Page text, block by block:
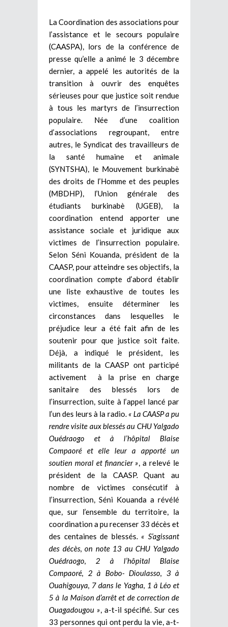
La Coordination des associations pour
l’assistance et le secours populaire
(CAASPA), lors de la conférence de
presse qu’elle a animé le 3 décembre
dernier, a appelé les autorités de la
transition à ouvrir des enquêtes
sérieuses pour que justice soit rendue
à tous les martyrs de l’insurrection
populaire. Née d’une coalition
d’associations regroupant, entre
autres, le Syndicat des travailleurs de
la santé humaine et animale
(SYNTSHA), le Mouvement burkinabè
des droits de l’Homme et des peuples
(MBDHP), l’Union générale des
étudiants burkinabè (UGEB), la
coordination entend apporter une
assistance sociale et juridique aux
victimes de l’insurrection populaire.
Selon Séni Kouanda, président de la
CAASP, pour atteindre ses objectifs, la
coordination compte d’abord établir
une liste exhaustive de toutes les
victimes, ensuite déterminer les
circonstances dans lesquelles le
préjudice leur a été fait afin de les
soutenir pour que justice soit faite.
Déjà, a indiqué le président, les
militants de la CAASP ont participé
activement à la prise en charge
sanitaire des blessés lors de
l’insurrection, suite à l’appel lancé par
l’un des leurs à la radio. « La CAASP a pu
rendre visite aux blessés au CHU Yalgado
Ouédraogo et à l’hôpital Blaise
Compaoré et elle leur a apporté un
soutien moral et financier » , a relevé le
président de la CAASP. Quant au
nombre de victimes consécutif à
l’insurrection, Séni Kouanda a révélé
que, sur l’ensemble du territoire, la
coordination a pu recenser 33 décès et
des centaines de blessés. « S’agissant
des décès, on note 13 au CHU Yalgado
Ouédraogo, 2 à l’hôpital Blaise
Compaoré, 2 à Bobo- Dioulasso, 3 à
Ouahigouya, 7 dans le Yagha, 1 à Léo et
5 à la Maison d’arrêt et de correction de
Ouagadougou » , a-t-il spécifié. Sur ces
33 personnes qui ont perdu la vie, a-t-